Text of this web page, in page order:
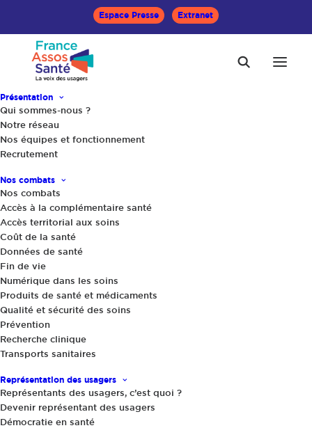
Espace Presse Extranet
Présentation
Qui sommes-nous ?
Notre réseau
Nos équipes et fonctionnement
Recrutement
Nos combats
Nos combats
Accès à la complémentaire santé
Accès territorial aux soins
Coût de la santé
Données de santé
Fin de vie
Numérique dans les soins
Produits de santé et médicaments
Qualité et sécurité des soins
Prévention
Recherche clinique
Transports sanitaires
Représentation des usagers
Représentants des usagers, c’est quoi ?
Devenir représentant des usagers
Démocratie en santé
Accueil
Communiqués
Arrêts de travail : France Assos Santé dénonce une
Partager